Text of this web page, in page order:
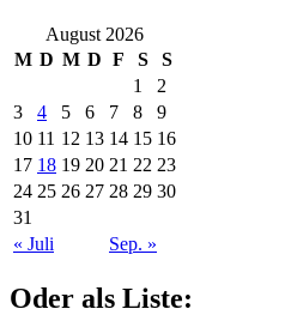
August 2026
M D M D F S
S
1
2
3
4 5 6 7 8
9
10 11 12 13 14 15 16
17 18 19 20 21 22 23
24 25 26 27 28 29 30
31
« Juli
Sep. »
Oder als Liste: